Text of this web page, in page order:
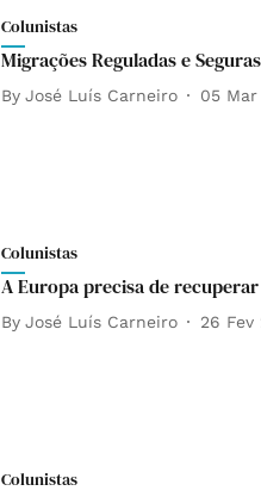
Colunistas
Migrações Reguladas e
By José Luís Carneiro 05
Colunistas
A Europa precisa de
By José Luís Carneiro 26 Fev
Colunistas